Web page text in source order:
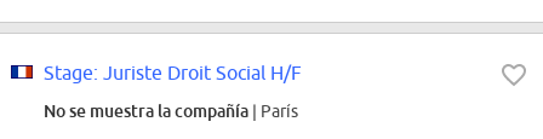
Stage: Juriste Droit Social H/F
No se muestra la compañía | París